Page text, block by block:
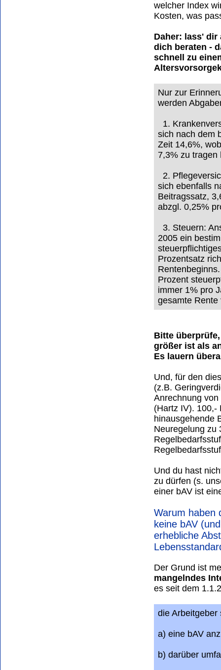
welcher Index
Kosten, was
Daher: lass' dir
dich beraten -
schnell zu
Nur zur
werden
1.
sich nach dem
Zeit 14,6%,
7,3% zu tragen
2.
sich ebenfalls
Beitragssatz,
abzgl. 0,25%
3. Steuern:
2005 ein
Prozentsatz
Prozent
immer 1% pro
gesamte Rente
Bitte
größer ist als
Es lauern
Und, für den
(z.B.
Anrechnung
(Hartz IV). 100,-
hinausgehende
Neuregelung zu
Und du hast
zu dürfen (s.
einer bAV ist
Warum haben
keine bAV
erhebliche
Der Grund ist
mangelndes
es seit dem
die Arbeitgeber
a) eine bAV
b) darüber